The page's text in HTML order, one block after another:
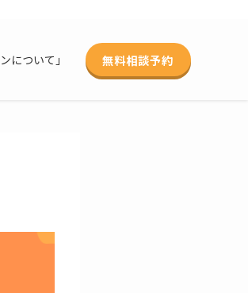
について」 無料相談予約